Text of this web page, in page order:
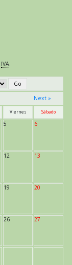
IVA.
Next »
Viernes Sábado
5 6
12 13
19 20
26 27